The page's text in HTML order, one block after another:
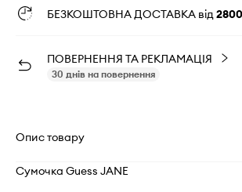
БЕЗКОШТОВНА ДОСТАВКА від
ПОВЕРНЕННЯ ТА РЕКЛАМАЦІЯ
30 днів на повернення
Опис товару
Сумочка Guess JANE